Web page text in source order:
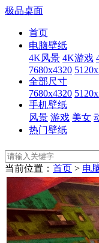
极品桌面
首页
电脑壁纸
4K风景 4K游戏
7680x4320
全部尺寸
7680x4320
手机壁纸
风景 游戏 美女
热门壁纸
当前位置： 首页 > 电